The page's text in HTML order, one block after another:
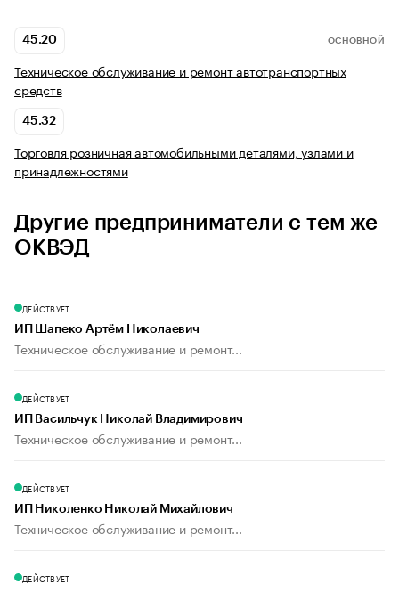
45.20 ОСНОВНОЙ
Техническое обслуживание и ремонт автотранспортных
средств
45.32
Торговля розничная автомобильными деталями, узлами и
принадлежностями
Другие предприниматели с тем же
ОКВЭД
ДЕЙСТВУЕТ
ИП Шапеко Артём Николаевич
Техническое обслуживание и ремонт...
ДЕЙСТВУЕТ
ИП Васильчук Николай Владимирович
Техническое обслуживание и ремонт...
ДЕЙСТВУЕТ
ИП Николенко Николай Михайлович
Техническое обслуживание и ремонт...
ДЕЙСТВУЕТ